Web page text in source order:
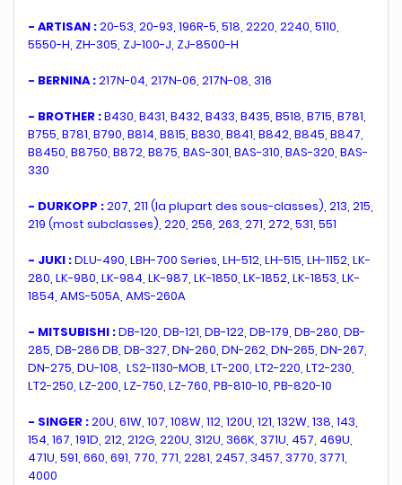
- ARTISAN :20-53, 20-93, 196R-5, 518, 2220, 2240, 5110,
5550-H, ZH-305, ZJ-100-J, ZJ-8500-H
- BERNINA :217N-04, 217N-06, 217N-08, 316
- BROTHER :B430, B431, B432, B433, B435, B518, B715, B781,
B755, B781, B790, B814, B815, B830, B841, B842, B845, B847,
B8450, B8750, B872, B875, BAS-301, BAS-310, BAS-320, BAS-
330
- DURKOPP :207, 211 (la plupart des sous-classes), 213, 215,
219 (most subclasses), 220, 256, 263, 271, 272, 531, 551
- JUKI :DLU-490, LBH-700 Series, LH-512, LH-515, LH-1152, LK-
280, LK-980, LK-984, LK-987, LK-1850, LK-1852, LK-1853, LK-
1854, AMS-505A, AMS-260A
- MITSUBISHI :DB-120, DB-121, DB-122, DB-179, DB-280, DB-
285, DB-286 DB, DB-327, DN-260, DN-262, DN-265, DN-267,
DN-275, DU-108, LS2-1130-MOB, LT-200, LT2-220, LT2-230,
LT2-250, LZ-200, LZ-750, LZ-760, PB-810-10, PB-820-10
- SINGER :20U, 61W, 107, 108W, 112, 120U, 121, 132W, 138, 143,
154, 167, 191D, 212, 212G, 220U, 312U, 366K, 371U, 457, 469U,
471U, 591, 660, 691, 770, 771, 2281, 2457, 3457, 3770, 3771,
4000